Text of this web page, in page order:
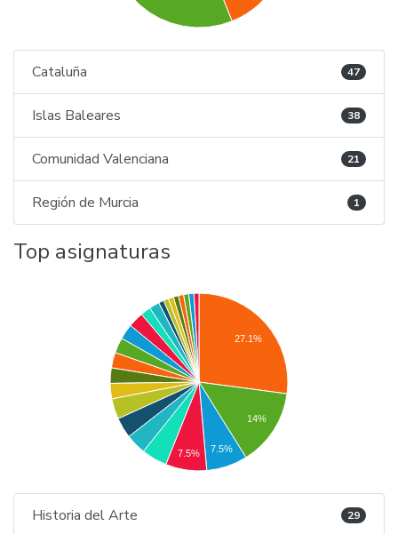
Cataluña 47
Islas Baleares 38
Comunidad Valenciana 21
Región de Murcia 1
Top asignaturas
27.1%
14%
7.5%
7.5%
Historia del Arte 29